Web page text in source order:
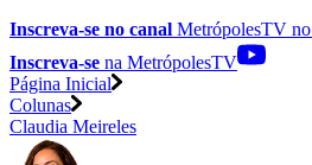
Inscreva-se no canal MetrópolesTV no
Inscreva-se na MetrópolesTV
Página Inicial
Colunas
Claudia Meireles